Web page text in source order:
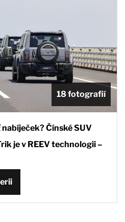
18 fotografií
Čínské SUV
je v REEV technologii –